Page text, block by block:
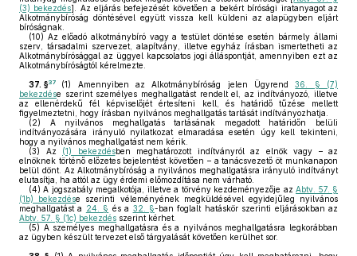
(3) bekezdés]. Az eljárás befejezését követően a bekért bírósági iratanyagot az
Alkotmánybíróság döntésével együtt vissza kell küldeni az alapügyben eljárt
bíróságnak.
(10) Az előadó alkotmánybíró vagy a testület döntése esetén bármely állami
szerv, társadalmi szervezet, alapítvány, illetve egyház írásban ismertetheti az
Alkotmánybírósággal az üggyel kapcsolatos jogi álláspontját, amennyiben ezt az
Alkotmánybíróságtól kérelmezte.
37. §37 (1) Amennyiben az Alkotmánybíróság jelen Ügyrend36. § (7)
bekezdése szerint személyes meghallgatást rendelt el, az indítványozó, illetve
az ellenérdekű fél képviselőjét értesíteni kell, és határidő tűzése mellett
figyelmeztetni, hogy írásban nyilvános meghallgatás tartását indítványozhatja.
(2) A nyilvános meghallgatás tartásának megadott határidőn belüli
indítványozására irányuló nyilatkozat elmaradása esetén úgy kell tekinteni,
hogy a nyilvános meghallgatást nem kérik.
(3) Az (1) bekezdésben meghatározott indítványról az elnök vagy – az
elnöknek történő előzetes bejelentést követően – a tanácsvezető öt munkanapon
belül dönt. Az Alkotmánybíróság a nyilvános meghallgatásra irányuló indítványt
elutasítja, ha attól az ügy érdemi előmozdítása nem várható.
(4) A jogszabály megalkotója, illetve a törvény kezdeményezője azAbtv. 57. §
(1b) bekezdése szerinti véleményének megküldésével egyidejűleg nyilvános
meghallgatást a 24. § és a 32. §-ban foglalt hatáskör szerinti eljárásokban az
Abtv. 57. § (1c) bekezdés szerint kérhet.
(5) A személyes meghallgatásra és a nyilvános meghallgatásra legkorábban
az ügyben készült tervezet első tárgyalását követően kerülhet sor.